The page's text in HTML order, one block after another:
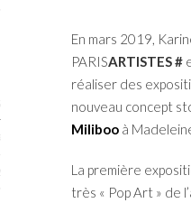
2019
En mars 2019,
PARISARTISTES #
réaliser des
nouveau concept
Miliboo à
La première
très « Pop Art » de